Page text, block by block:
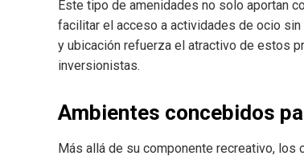
Este tipo de amenidades no solo aportan
facilitar el acceso a actividades de ocio
y ubicación refuerza el atractivo de estos
inversionistas.
Ambientes concebidos
Más allá de su componente recreativo, los